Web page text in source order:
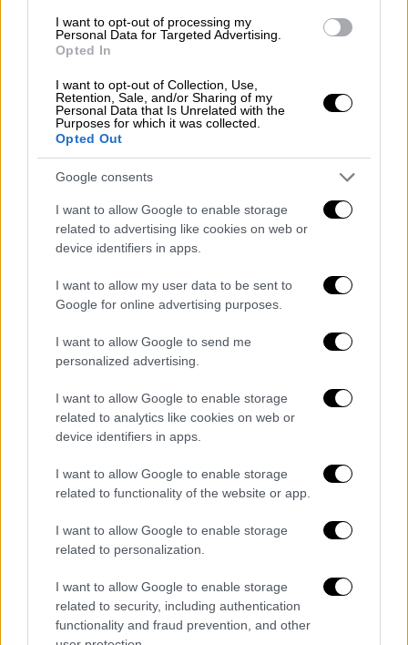
I want to opt-out of processing my
Personal Data for Targeted Advertising.
Opted In
I want to opt-out of Collection, Use,
Retention, Sale, and/or Sharing of my
Personal Data that Is Unrelated with the
Purposes for which it was collected.
Opted Out
Google consents
I want to allow Google to enable storage
related to advertising like cookies on web or
device identifiers in apps.
I want to allow my user data to be sent to
Google for online advertising purposes.
I want to allow Google to send me
personalized advertising.
I want to allow Google to enable storage
related to analytics like cookies on web or
device identifiers in apps.
I want to allow Google to enable storage
related to functionality of the website or app.
I want to allow Google to enable storage
related to personalization.
I want to allow Google to enable storage
related to security, including authentication
functionality and fraud prevention, and other
ώρες
Γραμμή 2 Μετρό:Δρομολόγια ανά 5' – 8,5' ως
τις 23:00, ανά 9,5' αργότερα
Γραμμή 3 Μετρό:Δρομολόγια ανά 5' – 7'
μεταξύ 7:00 – 22:00 και ανά 6,5' – 9,5' τις
υπόλοιπες ώρες.
Τραμ: Δρομολόγια ανά 12' ως τις 22:00, ανά
15' αργότερα.
Τετάρτη του Πάσχα 15 Απριλίου 2026
Δρομολόγια ανά 7,5' μεταξύ
5:30 – 22:30, ανά 11,5'-15' τις υπόλοιπες
ώρες
Γραμμή 2 Μετρό:
Δρομολόγια ανά 5' – 7'
μεταξύ 7:00-21:00, ανά 8,5'-11' τις υπόλοιπες
Γραμμή 3 Μετρό:Δρομολόγια ανά 4,5'-6,5'
μεταξύ 6:00-20:00, ανά 7'-9,5' τις υπόλοιπες
Τραμ: Δρομολόγια ανά 12' ως τις 22:00, ανά
15' αργότερα.
Τα σχολιά σας δημοσιεύονται άμεσα με δική σας ευθύνη. Το
ΕΘΝΟΣ θα παρεμβαίνει και τα προσβλητικά σχόλια θα
διαγράφονται